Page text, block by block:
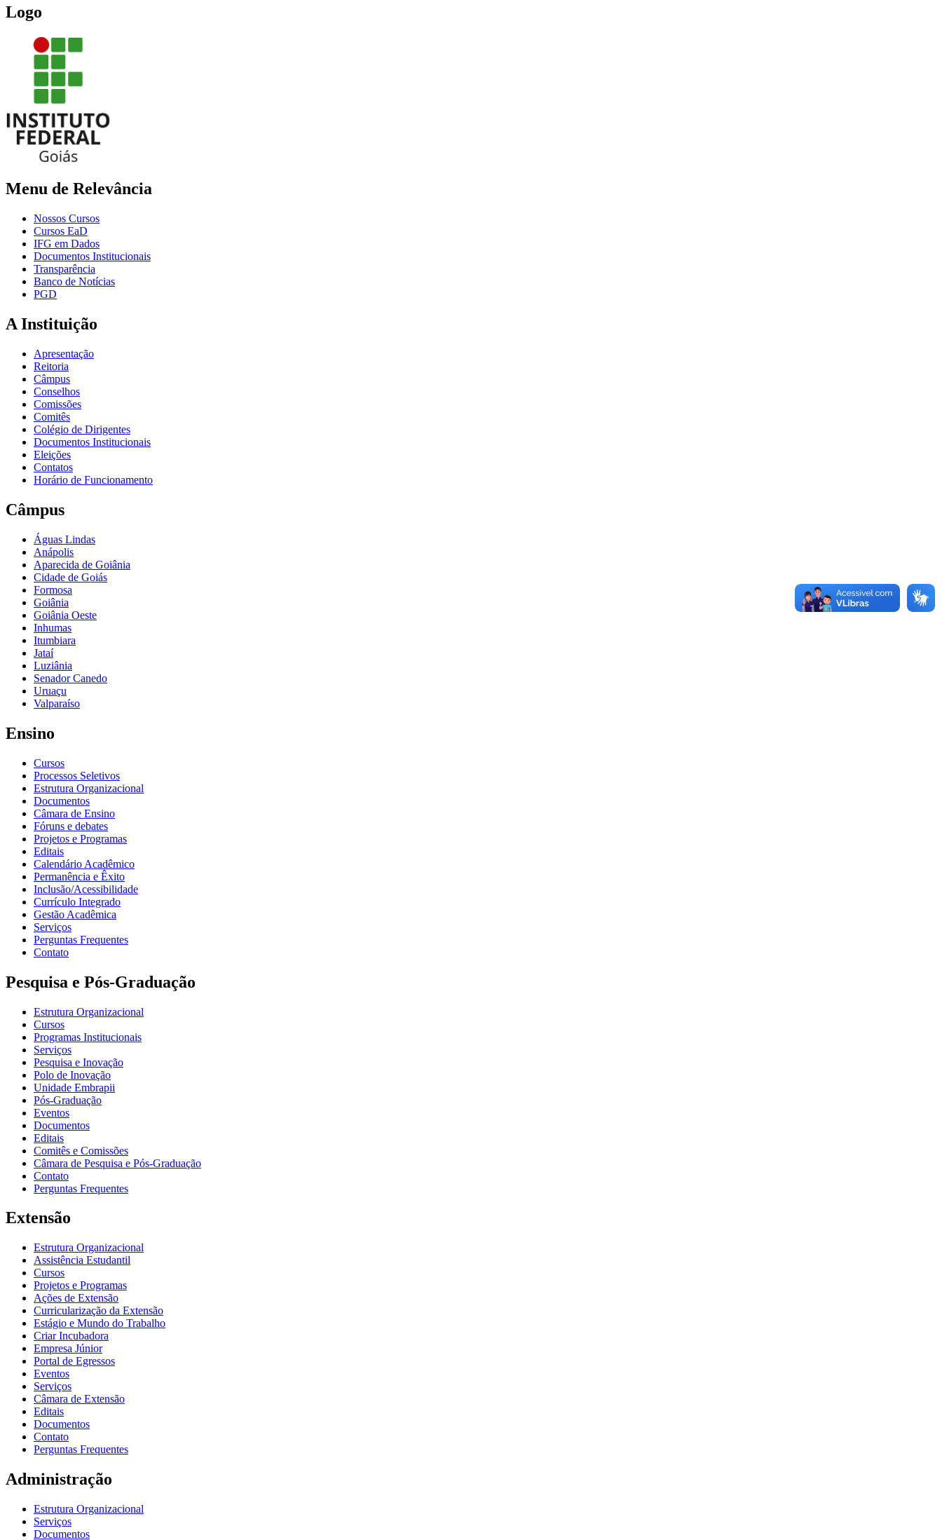
Logo
Menu de Relevância
Nossos Cursos
Cursos EaD
IFG em Dados
Documentos Institucionais
Transparência
Banco de Notícias
PGD
A Instituição
Apresentação
Reitoria
Câmpus
Conselhos
Comissões
Comitês
Colégio de Dirigentes
Documentos Institucionais
Eleições
Contatos
Horário de Funcionamento
Câmpus
Águas Lindas
Anápolis
Aparecida de Goiânia
Cidade de Goiás
Formosa
Goiânia
Goiânia Oeste
Inhumas
Itumbiara
Jataí
Luziânia
Senador Canedo
Uruaçu
Valparaíso
Ensino
Cursos
Processos Seletivos
Estrutura Organizacional
Documentos
Câmara de Ensino
Fóruns e debates
Projetos e Programas
Editais
Calendário Acadêmico
Permanência e Êxito
Inclusão/Acessibilidade
Currículo Integrado
Gestão Acadêmica
Serviços
Perguntas Frequentes
Contato
Pesquisa e Pós-Graduação
Estrutura Organizacional
Cursos
Programas Institucionais
Serviços
Pesquisa e Inovação
Polo de Inovação
Unidade Embrapii
Pós-Graduação
Eventos
Documentos
Editais
Comitês e Comissões
Câmara de Pesquisa e Pós-Graduação
Contato
Perguntas Frequentes
Extensão
Estrutura Organizacional
Assistência Estudantil
Cursos
Projetos e Programas
Ações de Extensão
Curricularização da Extensão
Estágio e Mundo do Trabalho
Criar Incubadora
Empresa Júnior
Portal de Egressos
Eventos
Serviços
Câmara de Extensão
Editais
Documentos
Contato
Perguntas Frequentes
Administração
Estrutura Organizacional
Serviços
Documentos